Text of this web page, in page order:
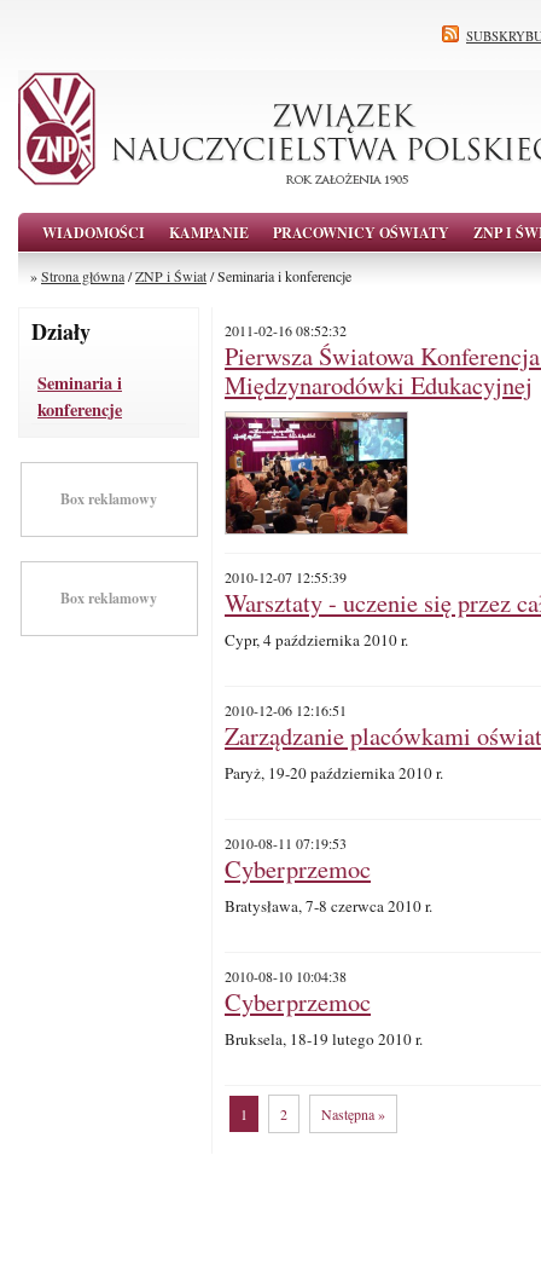
WIADOMOŚCI KAMPANIE PRACOWNICY OŚWIATY ZNP I
»Strona główna/ZNP i Świat/ Seminaria i konferencje
Działy
Seminaria i
konferencje
Box reklamowy
Box reklamowy
2011-02-16 08:52:32
Pierwsza Światowa
Międzynarodówki Edukacyjnej
2010-12-07 12:55:39
Warsztaty - uczenie się przez
Cypr, 4 października 2010 r.
2010-12-06 12:16:51
Zarządzanie placówkami
Paryż, 19-20 października 2010 r.
2010-08-11 07:19:53
Cyberprzemoc
Bratysława, 7-8 czerwca 2010 r.
2010-08-10 10:04:38
Cyberprzemoc
Bruksela, 18-19 lutego 2010 r.
1 2 Następna »